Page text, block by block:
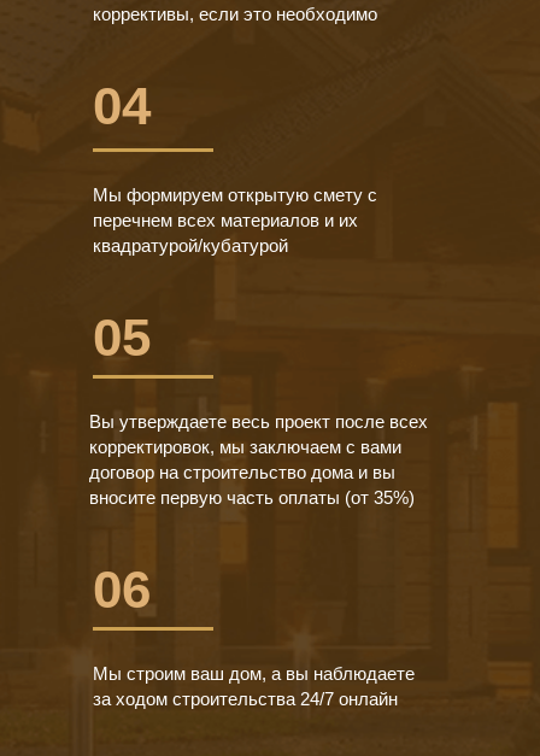
Мы формируем открытую смету с
перечнем всех материалов и их
квадратурой/кубатурой
коррективы, если это необходимо
04
06
05
Вы утверждаете весь проект после всех
корректировок, мы заключаем с вами
договор на строительство дома и вы
вносите первую часть оплаты (от 35%)
Мы строим ваш дом, а вы наблюдаете
за ходом строительства 24/7 онлайн